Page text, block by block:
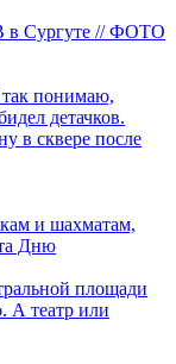
в Сургуте // ФОТО
так понимаю,
детачков.
в сквере после
и шахматам,
Дню
площади
А театр или